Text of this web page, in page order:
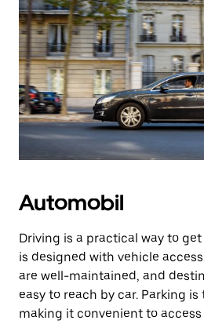
Automobil
Driving is a practical way to
is designed with vehicle
are well-maintained, and
easy to reach by car. Parking
making it convenient to